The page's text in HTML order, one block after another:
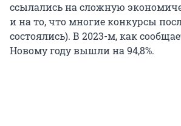
ссылались на сложную
и на то, что многие конкурсы
состоялись). В 2023-м, как
Новому году вышли на 94,8%.